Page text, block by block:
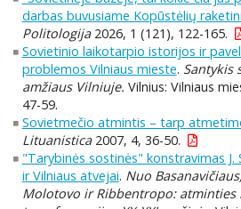
darbas buvusiame Kopūstėlių
Politologija2026, 1 (121), 122-165.
Sovietinio laikotarpio istorijos ir
problemos Vilniaus mieste. Santykis
amžiaus Vilniuje. Vilnius: Vilniaus
47-59.
Sovietmečio atmintis – tarp
Lituanistica2007, 4, 36-50.
"Tarybinės sostinės" konstravimas
ir Vilniaus atvejai. Nuo
Molotovo ir Ribbentropo: